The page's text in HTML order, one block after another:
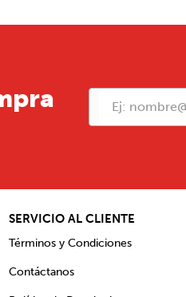
SERVICIO AL CLIENTE
Términos y Condiciones
Contáctanos